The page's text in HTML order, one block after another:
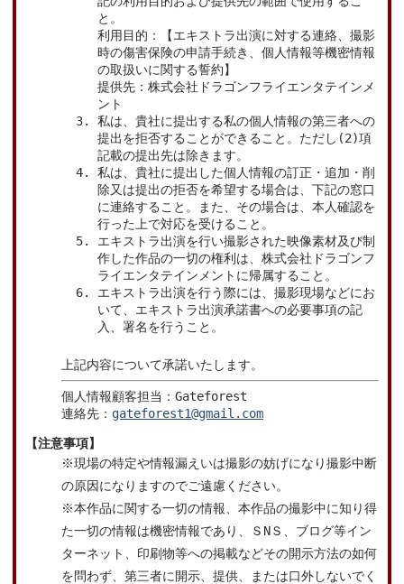
と。
利用目的：【エキストラ出演に対する連絡、撮影
時の傷害保険の申請手続き、個人情報等機密情報
の取扱いに関する誓約】
提供先：株式会社ドラゴンフライエンタテインメ
ント
私は、貴社に提出する私の個人情報の第三者への
提出を拒否することができること。ただし(2)項
記載の提出先は除きます。
私は、貴社に提出した個人情報の訂正・追加・削
除又は提出の拒否を希望する場合は、下記の窓口
に連絡すること。また、その場合は、本人確認を
行った上で対応を受けること。
エキストラ出演を行い撮影された映像素材及び制
作した作品の一切の権利は、株式会社ドラゴンフ
ライエンタテインメントに帰属すること。
エキストラ出演を行う際には、撮影現場などにお
いて、エキストラ出演承諾書への必要事項の記
入、署名を行うこと。
上記内容について承諾いたします。
個人情報顧客担当：Gateforest
連絡先： gateforest1@gmail.com
【注意事項】
※現場の特定や情報漏えいは撮影の妨げになり撮影中断
の原因になりますのでご遠慮ください。
※本作品に関する一切の情報、本作品の撮影中に知り得
た一切の情報は機密情報であり、ＳNＳ、ブログ等イン
ターネット、印刷物等への掲載などその開示方法の如何
を問わず、第三者に開示、提供、または口外しないでく